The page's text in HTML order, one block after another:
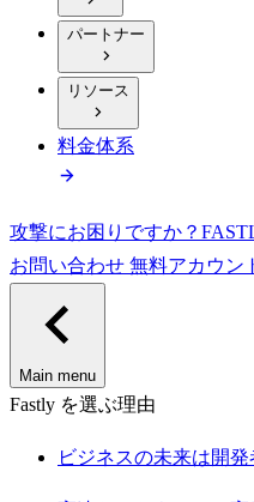
パートナー
リソース
料金体系
攻撃にお困りですか？
お問い合わせ 無料アカウン
Main menu
Fastly を選ぶ理由
ビジネスの未来は開